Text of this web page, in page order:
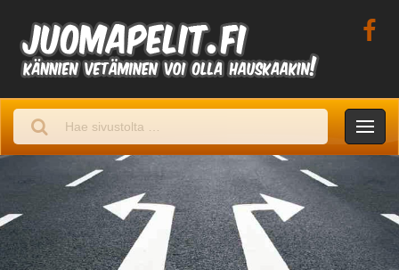
content
Juomapelit.fi
Kännien vetäminen voi olla hauskaakin!
Hae
sivustolta